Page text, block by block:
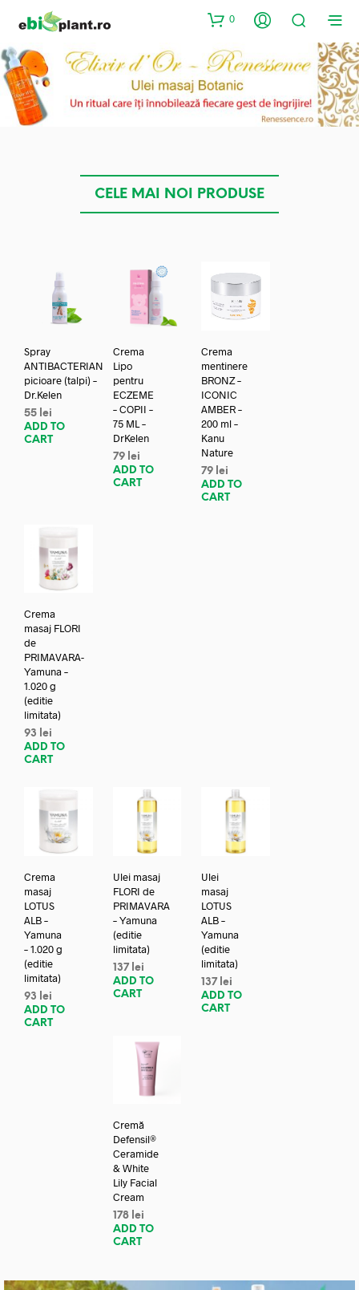
0
CELE MAI NOI PRODUSE
Spray
ANTIBACTERIAN
picioare (talpi) –
Dr.Kelen
55 lei
ADD TO
CART
Crema
Lipo
pentru
ECZEME
– COPII –
75 ML –
DrKelen
79 lei
ADD TO
CART
Crema
mentinere
BRONZ –
ICONIC
AMBER –
200 ml –
Kanu
Nature
79 lei
ADD TO
CART
Crema
masaj FLORI
de
PRIMAVARA-
Yamuna –
1.020 g
(editie
limitata)
93
lei
ADD TO
CART
Crema
masaj
LOTUS
ALB –
Yamuna
– 1.020 g
(editie
limitata)
93
lei
ADD TO
CART
Ulei masaj
FLORI de
PRIMAVARA
– Yamuna
(editie
limitata)
137 lei
ADD TO
CART
Ulei
masaj
LOTUS
ALB –
Yamuna
(editie
limitata)
137 lei
ADD TO
CART
Cremă
Defensil®
Ceramide
& White
Lily Facial
Cream
178 lei
ADD TO
CART